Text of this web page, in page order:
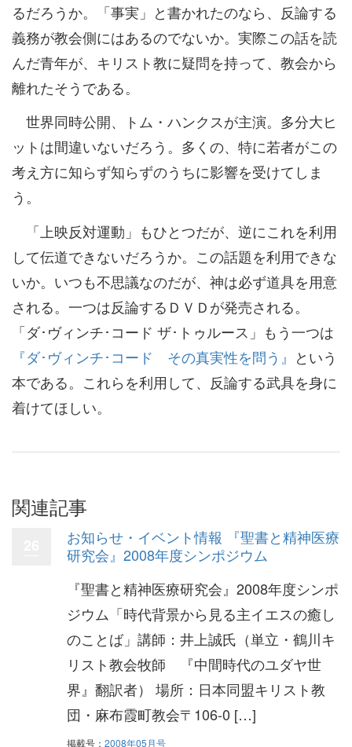
るだろうか。「事実」と書かれたのなら、反論する
義務が教会側にはあるのでないか。実際この話を読
んだ青年が、キリスト教に疑問を持って、教会から
離れたそうである。
世界同時公開、トム・ハンクスが主演。多分大ヒ
ットは間違いないだろう。多くの、特に若者がこの
考え方に知らず知らずのうちに影響を受けてしま
う。
「上映反対運動」もひとつだが、逆にこれを利用
して伝道できないだろうか。この話題を利用できな
いか。いつも不思議なのだが、神は必ず道具を用意
される。一つは反論するＤＶＤが発売される。
「ダ･ヴィンチ･コード ザ･トゥルース」もう一つは
『ダ･ヴィンチ･コード その真実性を問う』 という
本である。これらを利用して、反論する武具を身に
着けてほしい。
関連記事
お知らせ・イベント情報 『聖書と精神医療
研究会』2008年度シンポジウム
『聖書と精神医療研究会』2008年度シンポ
ジウム「時代背景から見る主イエスの癒し
のことば」講師：井上誠氏（単立・鶴川キ
リスト教会牧師 『中間時代のユダヤ世
界』翻訳者） 場所：日本同盟キリスト教
団・麻布霞町教会〒106-0 […]
掲載号： 2008年05月号